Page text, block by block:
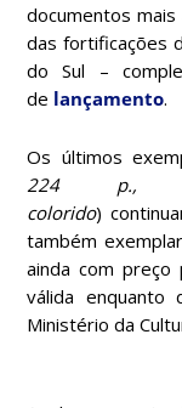
documentos
das fortificações
do Sul –
de lançamento.
Os últimos
224 p.,
colorido)
também
ainda com preço
válida enquanto
Ministério da